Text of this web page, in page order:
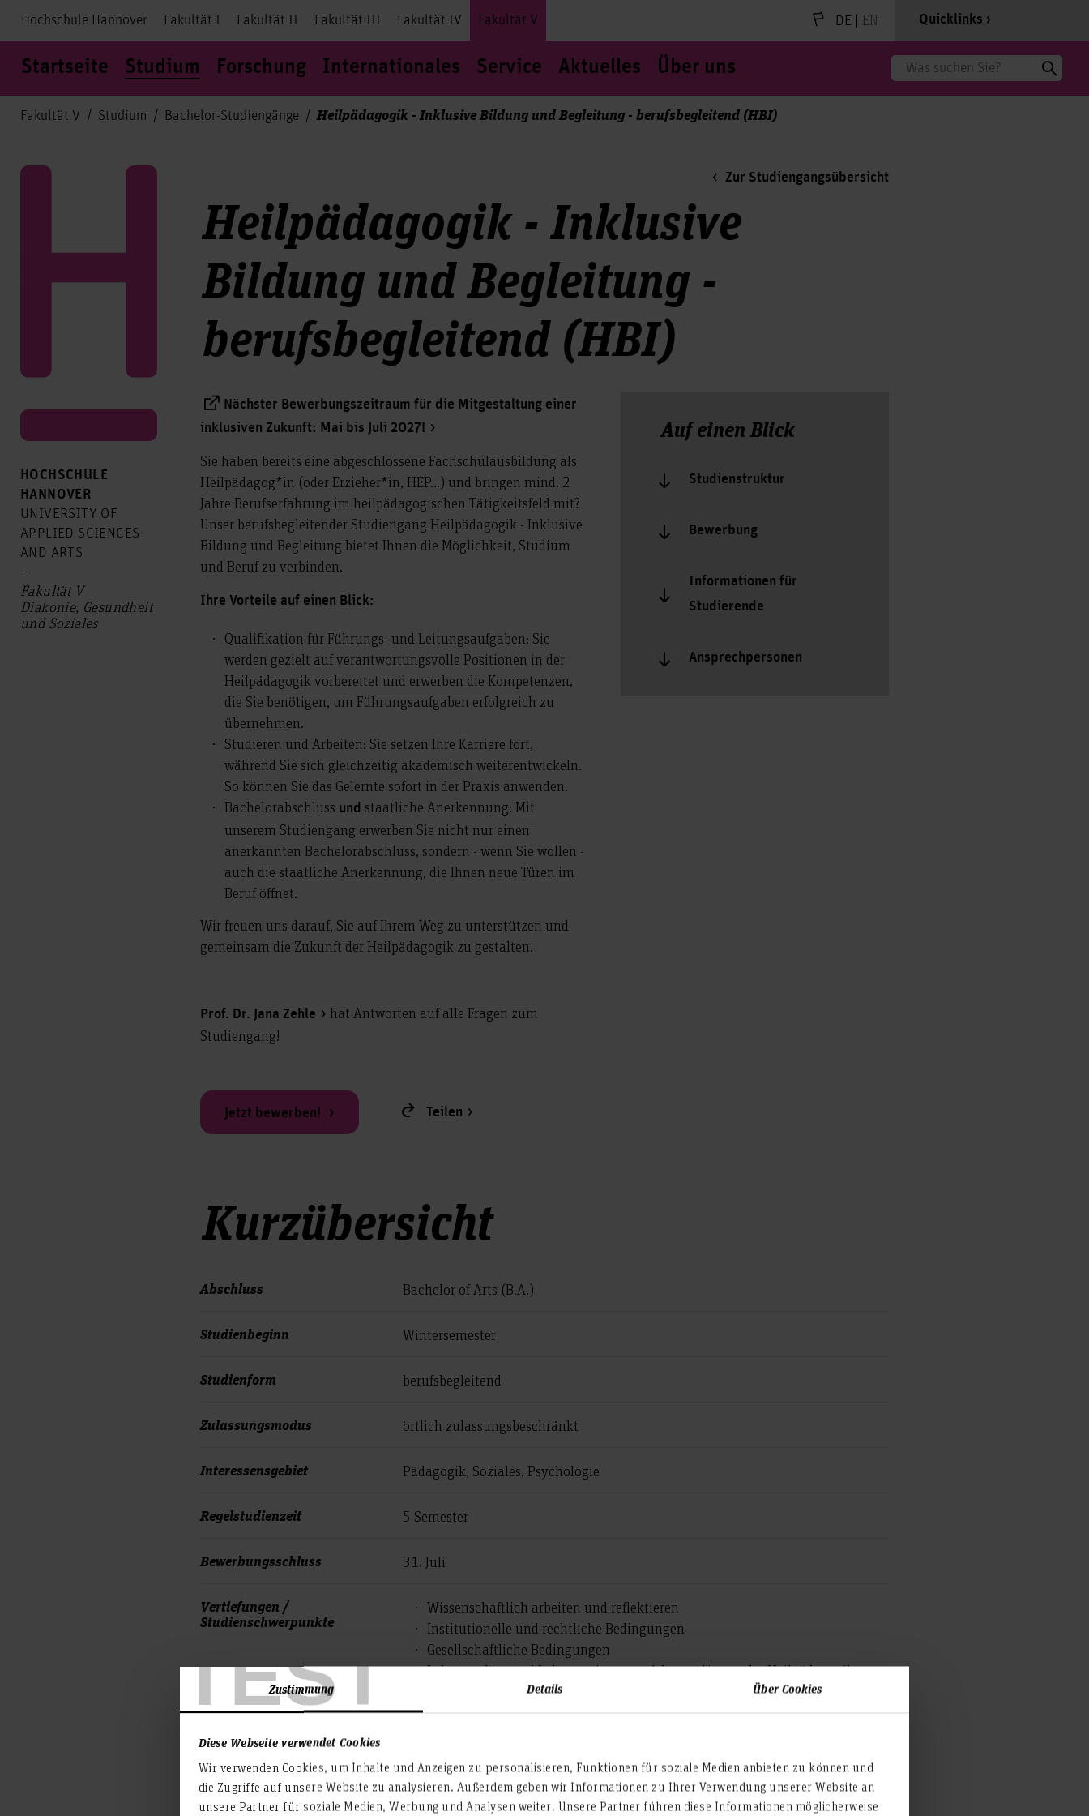
TEST
Zustimmung Details Über Cookies
Diese Webseite verwendet Cookies
Wir verwenden Cookies, um Inhalte und Anzeigen zu personalisieren, Funktionen für soziale Medien anbieten zu können und
die Zugriffe auf unsere Website zu analysieren. Außerdem geben wir Informationen zu Ihrer Verwendung unserer Website an
unsere Partner für soziale Medien, Werbung und Analysen weiter. Unsere Partner führen diese Informationen möglicherweise
Hochschule Hannover Fakultät I Fakultät II Fakultät III Fakultät IV Fakultät V DE | EN Quicklinks
Startseite Studium Forschung Internationales Service Aktuelles Über uns Suche
Fakultät V Studium Bachelor-Studiengänge Heilpädagogik - Inklusive Bildung und Begleitung - berufsbegleitend (HBI)
HOCHSCHULE
HANNOVER
UNIVERSITY OF
APPLIED SCIENCES
AND ARTS
–
Fakultät V
Diakonie, Gesundheit
und Soziales
Zur Studiengangsübersicht
Heilpädagogik - Inklusive
Bildung und Begleitung -
berufsbegleitend (HBI)
Nächster Bewerbungszeitraum für die Mitgestaltung einer
inklusiven Zukunft: Mai bis Juli 2027!
Sie haben bereits eine abgeschlossene Fachschulausbildung als
Heilpädagog*in (oder Erzieher*in, HEP...) und bringen mind. 2
Jahre Berufserfahrung im heilpädagogischen Tätigkeitsfeld mit?
Unser berufsbegleitender Studiengang Heilpädagogik - Inklusive
Bildung und Begleitung bietet Ihnen die Möglichkeit, Studium
und Beruf zu verbinden.
Ihre Vorteile auf einen Blick:
Qualifikation für Führungs- und Leitungsaufgaben: Sie
werden gezielt auf verantwortungsvolle Positionen in der
Heilpädagogik vorbereitet und erwerben die Kompetenzen,
die Sie benötigen, um Führungsaufgaben erfolgreich zu
übernehmen.
Studieren und Arbeiten: Sie setzen Ihre Karriere fort,
während Sie sich gleichzeitig akademisch weiterentwickeln.
So können Sie das Gelernte sofort in der Praxis anwenden.
Bachelorabschluss und staatliche Anerkennung: Mit
unserem Studiengang erwerben Sie nicht nur einen
anerkannten Bachelorabschluss, sondern - wenn Sie wollen -
auch die staatliche Anerkennung, die Ihnen neue Türen im
Beruf öffnet.
Wir freuen uns darauf, Sie auf Ihrem Weg zu unterstützen und
gemeinsam die Zukunft der Heilpädagogik zu gestalten.
Prof. Dr. Jana Zehle
hat Antworten auf alle Fragen zum
Studiengang!
Jetzt bewerben! Teilen
Auf einen Blick
Studienstruktur
Bewerbung
Informationen für
Studierende
Ansprechpersonen
Kurzübersicht
Abschluss Bachelor of Arts (B.A.)
Studienbeginn Wintersemester
Studienform berufsbegleitend
Zulassungsmodus örtlich zulassungs­beschränkt
Interessensgebiet Pädagogik, Soziales, Psychologie
Regelstudienzeit 5 Semester
Bewerbungsschluss 31. Juli
Vertiefungen /
Studienschwerpunkte
Wissenschaftlich arbeiten und reflektieren
Institutionelle und rechtliche Bedingungen
Gesellschaftliche Bedingungen
Lebenswelten und Lebensweisen von Adressat*innen der Heilpädagogik
Handlungsprinzipien, Handlungsstrategien, Methoden: aktuelle Konzepte
Starten Sie jetzt mit uns durch!